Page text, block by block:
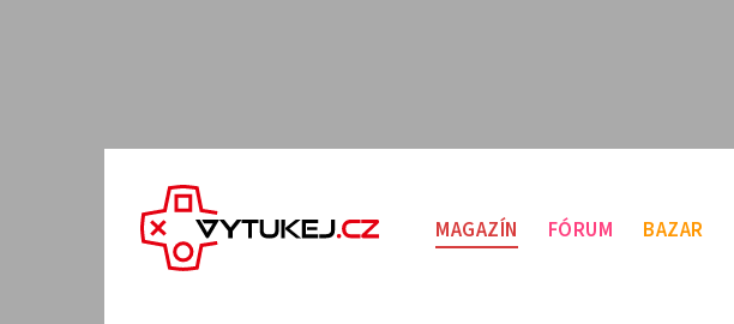
MAGAZÍN FÓRUM BAZAR